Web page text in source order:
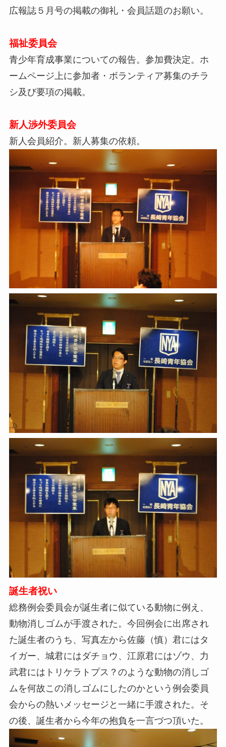
広報誌５月号の掲載の御礼・会員話題のお願い。
福祉委員会
青少年育成事業についての報告。参加費決定。ホ
ームページ上に参加者・ボランティア募集のチラ
シ及び要項の掲載。
新人渉外委員会
新人会員紹介。新人募集の依頼。
誕生者祝い
総務例会委員会が誕生者に似ている動物に例え、
動物消しゴムが手渡された。今回例会に出席され
た誕生者のうち、写真左から佐藤（慎）君にはタ
イガー、城君にはダチョウ、江原君にはゾウ、力
武君にはトリケラトプス？のような動物の消しゴ
ムを何故この消しゴムにしたのかという例会委員
会からの熱いメッセージと一緒に手渡された。そ
の後、誕生者から今年の抱負を一言づつ頂いた。